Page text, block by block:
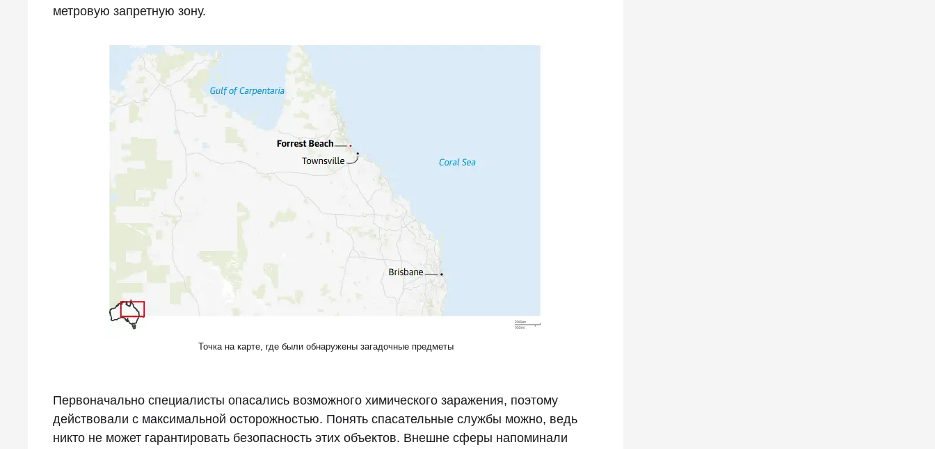
метровую запретную зону.
Точка на карте, где были обнаружены загадочные предметы
Первоначально специалисты опасались возможного химического заражения, поэтому
действовали с максимальной осторожностью. Понять спасательные службы можно, ведь
никто не может гарантировать безопасность этих объектов. Внешне сферы напоминали